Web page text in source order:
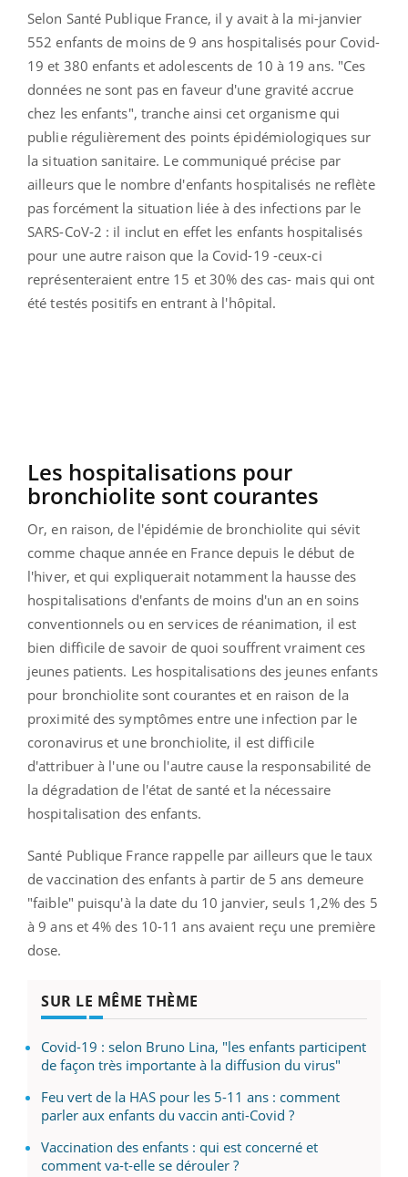
Selon Santé Publique France, il y avait à la mi-janvier
552 enfants de moins de 9 ans hospitalisés pour Covid-
19 et 380 enfants et adolescents de 10 à 19 ans. "Ces
données ne sont pas en faveur d'une gravité accrue
chez les enfants", tranche ainsi cet organisme qui
publie régulièrement des points épidémiologiques sur
la situation sanitaire. Le communiqué précise par
ailleurs que le nombre d'enfants hospitalisés ne reflète
pas forcément la situation liée à des infections par le
SARS-CoV-2 : il inclut en effet les enfants hospitalisés
pour une autre raison que la Covid-19 -ceux-ci
représenteraient entre 15 et 30% des cas- mais qui ont
été testés positifs en entrant à l'hôpital.
Les hospitalisations pour
bronchiolite sont courantes
Or, en raison, de l'épidémie de bronchiolite qui sévit
comme chaque année en France depuis le début de
l'hiver, et qui expliquerait notamment la hausse des
hospitalisations d'enfants de moins d'un an en soins
conventionnels ou en services de réanimation, il est
bien difficile de savoir de quoi souffrent vraiment ces
jeunes patients. Les hospitalisations des jeunes enfants
pour bronchiolite sont courantes et en raison de la
proximité des symptômes entre une infection par le
coronavirus et une bronchiolite, il est difficile
d'attribuer à l'une ou l'autre cause la responsabilité de
la dégradation de l'état de santé et la nécessaire
hospitalisation des enfants.
Santé Publique France rappelle par ailleurs que le taux
de vaccination des enfants à partir de 5 ans demeure
"faible" puisqu'à la date du 10 janvier, seuls 1,2% des 5
à 9 ans et 4% des 10-11 ans avaient reçu une première
dose.
SUR LE MÊME THÈME
Covid-19 : selon Bruno Lina, "les enfants participent
de façon très importante à la diffusion du virus"
Feu vert de la HAS pour les 5-11 ans : comment
parler aux enfants du vaccin anti-Covid ?
Vaccination des enfants : qui est concerné et
comment va-t-elle se dérouler ?